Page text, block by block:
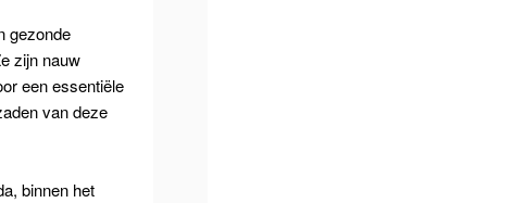
gezonde
zijn nauw
een essentiële
van deze
binnen het